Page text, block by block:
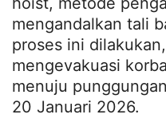
mengandalkan tali
proses ini
mengevakuasi
menuju
20 Januari 2026.